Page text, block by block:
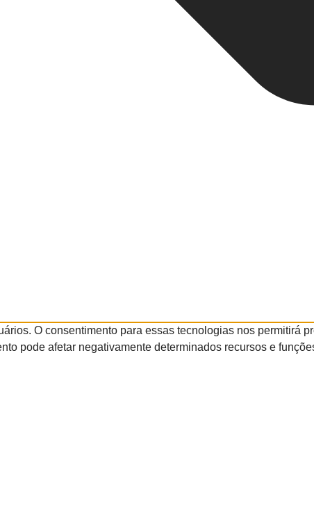
O consentimento para essas tecnologias nos permitirá
pode afetar negativamente determinados recursos e